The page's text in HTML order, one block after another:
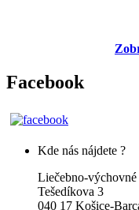
Facebook
Kde nás nájdete ?
Liečebno-výchovné
Tešedíkova 3
040 17 Košice-